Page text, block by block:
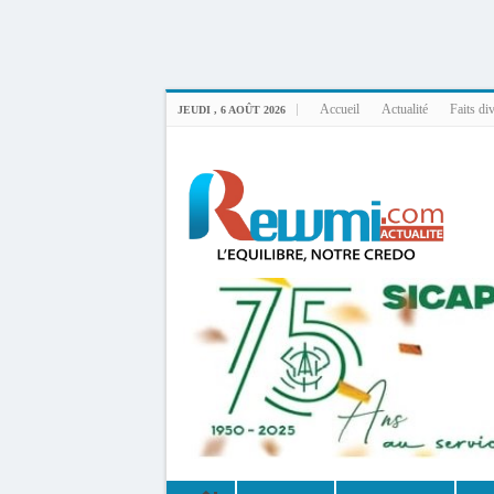
JEUDI , 6 AOÛT 2026 Accueil Actualité Faits